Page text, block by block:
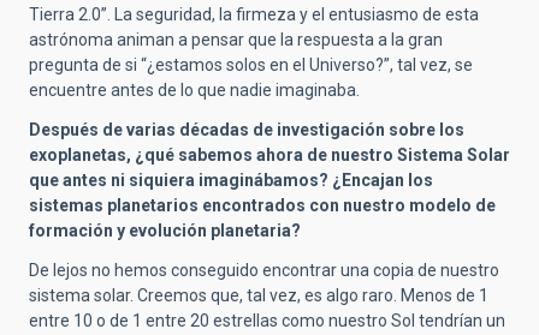
Tierra 2.0”. La seguridad, la firmeza y el entusiasmo de esta
astrónoma animan a pensar que la respuesta a la gran
pregunta de si “¿estamos solos en el Universo?”, tal vez, se
encuentre antes de lo que nadie imaginaba.
Después de varias décadas de investigación sobre los
exoplanetas, ¿qué sabemos ahora de nuestro Sistema Solar
que antes ni siquiera imaginábamos? ¿Encajan los
sistemas planetarios encontrados con nuestro modelo de
formación y evolución planetaria?
De lejos no hemos conseguido encontrar una copia de nuestro
sistema solar. Creemos que, tal vez, es algo raro. Menos de 1
entre 10 o de 1 entre 20 estrellas como nuestro Sol tendrían un